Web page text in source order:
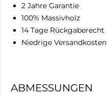
2 Jahre Garantie
100% Massivholz
14 Tage Rückgaberecht
Niedrige Versandkosten
ABMESSUNGEN